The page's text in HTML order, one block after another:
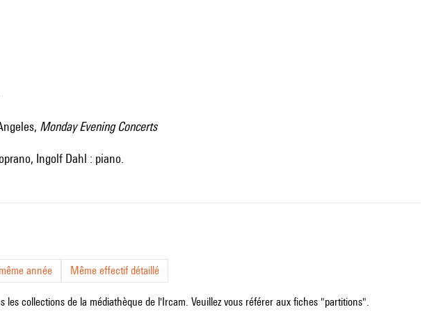
Monday Evening Concerts
Ingolf Dahl : piano.
année Même effectif détaillé
collections de la médiathèque de l'Ircam. Veuillez vous référer aux fiches "partitions".